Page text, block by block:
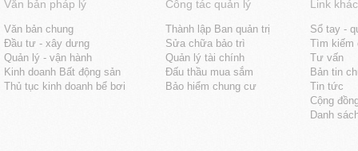
Văn bản pháp lý
Văn bản chung
Đầu tư - xây dưng
Quản lý - vận hành
Kinh doanh Bất động sản
Thủ tục kinh doanh bể bơi
Công tác quản lý
Thành lập Ban quản trị
Sửa chữa bảo trì
Quản lý tài chính
Đấu thầu mua sắm
Bảo hiểm chung cư
Link khác
Sổ tay -
Tìm kiếm
Tư vấn
Bản tin
Tin tức
Cộng
Danh